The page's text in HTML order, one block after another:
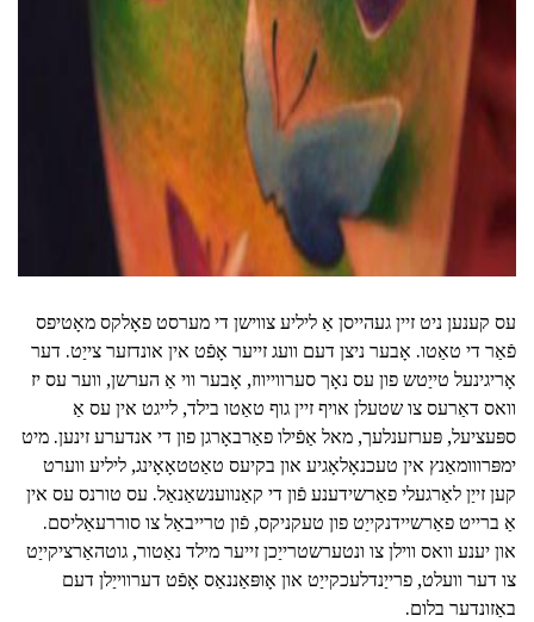
עס קענען ניט זיין געהייסן אַ ליליע צווישן די מערסט פאָלקס מאָטיפס
פֿאַר די טאַטו. אָבער ניצן דעם וועג זייער אָפֿט אין אונדזער צייַט. דער
אָריגינעל טייַטש פון עס נאָך סערווייווז, אָבער ווי אַ הערשן, ווער עס יז
וואס דאַרעס צו שטעלן אויף זיין גוף טאַטו בילד, לייגט אין עס אַ
ספּעציעל, פּערזענלעך, מאל אַפֿילו פאַרבאָרגן פון די אנדערע זינען. מיט
ימפּרווומאַנץ אין טעכנאָלאָגיע און בקיעס טאַטטאָאָינג, ליליע ווערט
קען זייַן לאַרגעלי פאַרשידענע פֿון די קאַנווענשאַנאַל. עס טורנס עס אין
אַ ברייט פאַרשיידנקייַט פון טעקניקס, פֿון טרייבאַל צו סוררעאַליסם.
און יענע וואס ווילן צו ונטערשטרייַכן זייער מילד נאַטור, גוטהאַרציקייַט
צו דער וועלט, פרייַנדלעכקייַט און אָופּאַננאַס אָפֿט דערווייַלן דעם
באַזונדער בלום.